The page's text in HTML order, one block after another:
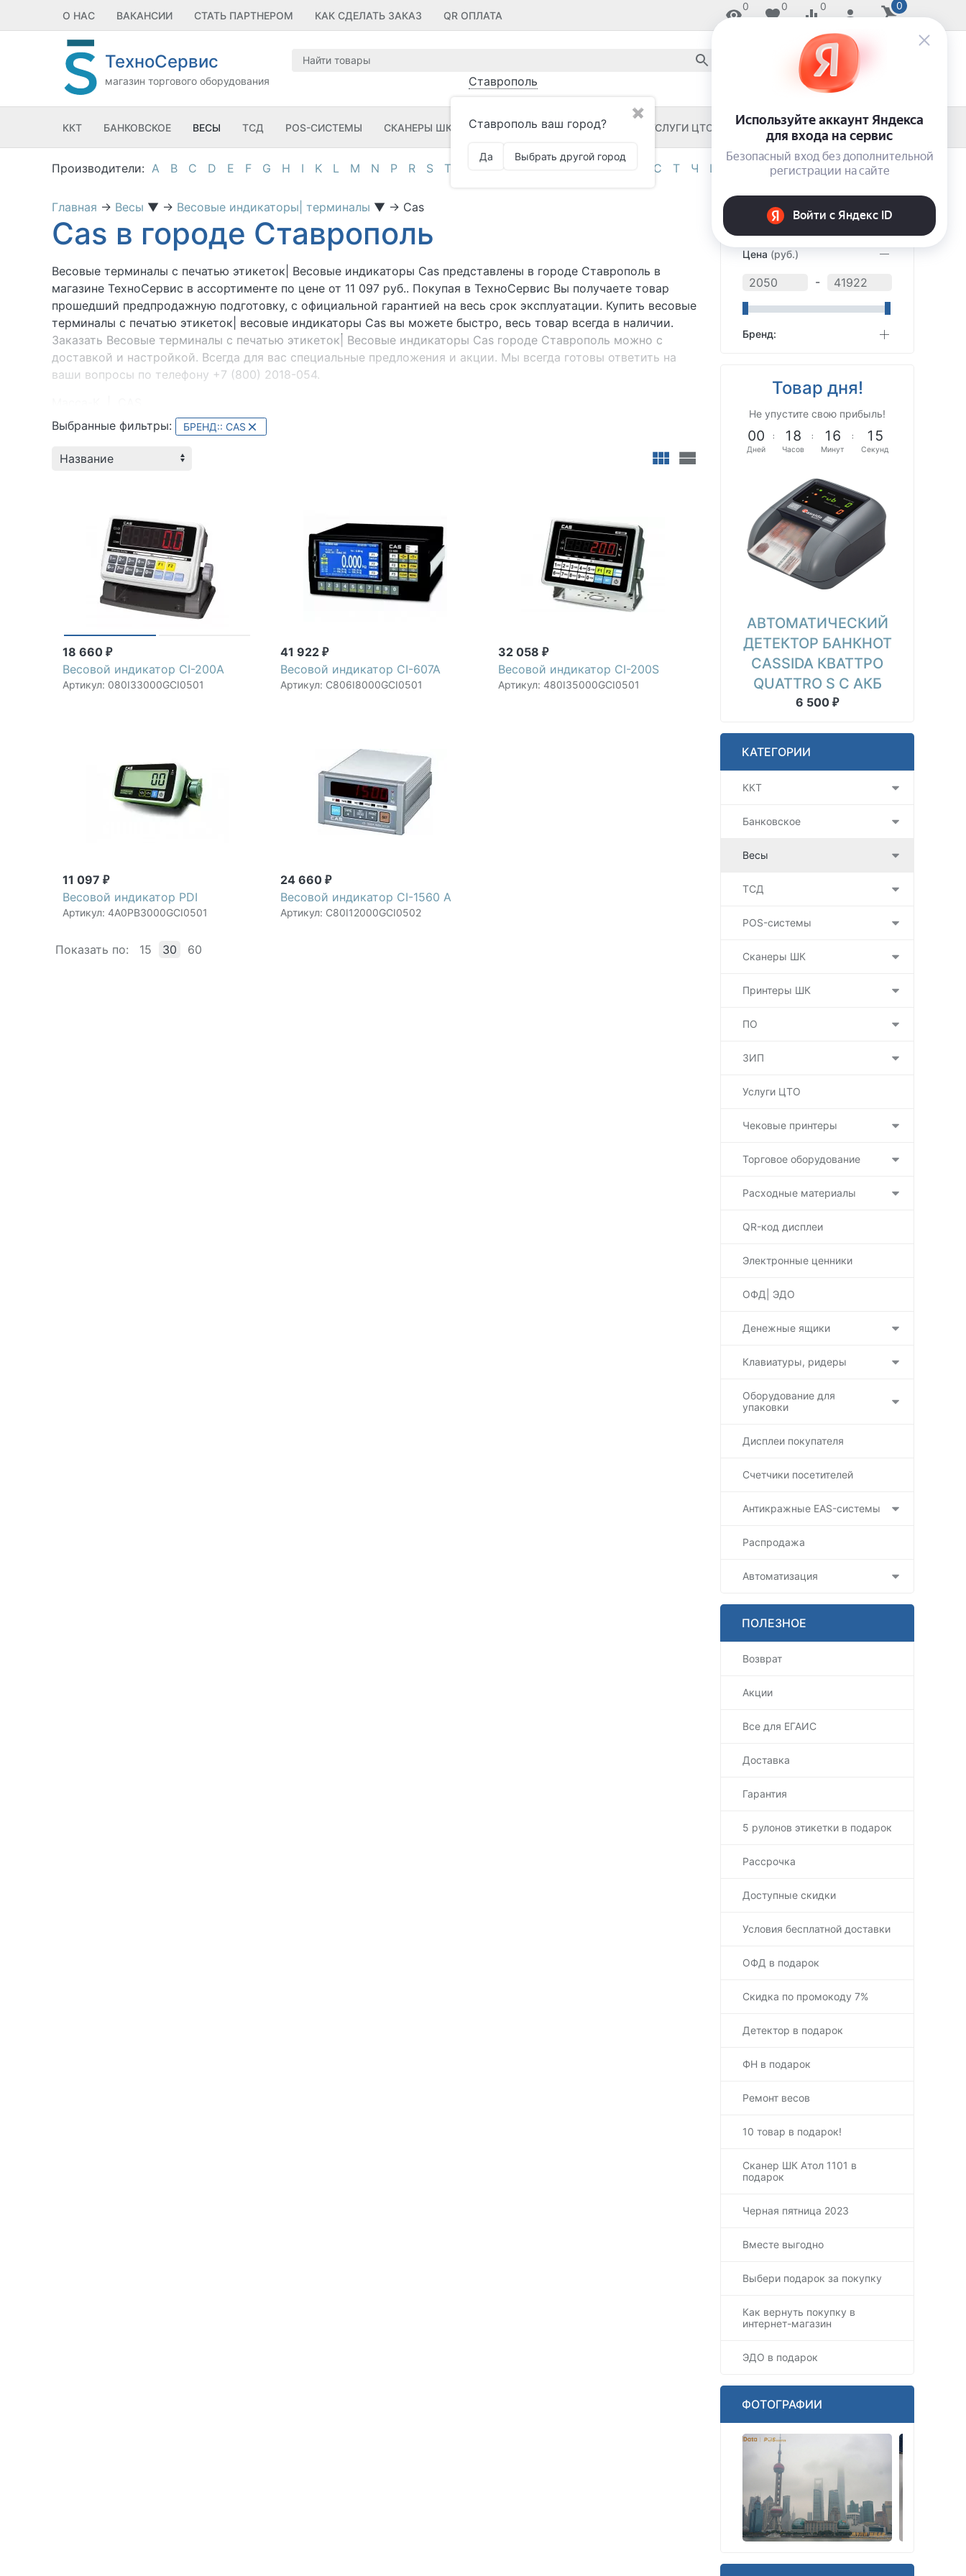
О НАС ВАКАНСИИ СТАТЬ ПАРТНЕРОМ КАК СДЕЛАТЬ ЗАКАЗ QR ОПЛАТА
0 0 0 0
ТехноСервис
магазин торгового оборудования Ставрополь
✖
Ставрополь ваш город?
Да Выбрать другой город
8 800 2018-054
звонок по России бесплатный
8 (8652) 55-11-33
ЗАКАЖИ И ЗАБЕРИ СЕГОДНЯ!
ККТ БАНКОВСКОЕ ВЕСЫ ТСД POS-СИСТЕМЫ СКАНЕРЫ ШК ПРИНТЕРЫ ШК ПО УСЛУГИ ЦТО ЧЕКОВЫЕ ПРИНТЕРЫ
A B C D E F G H I K L M N P R S T Z С Т Ч Ш 0-9
Главная → Весы ▼ → Весовые индикаторы| терминалы ▼ → Cas
Cas в городе Ставрополь
Весовые терминалы с печатью этикеток| Весовые индикаторы Cas представлены в городе Ставрополь в
магазине ТехноСервис в ассортименте по цене от 11 097 руб.. Покупая в ТехноСервис Вы получаете товар
прошедший предпродажную подготовку, с официальной гарантией на весь срок эксплуатации. Купить весовые
терминалы с печатью этикеток| весовые индикаторы Cas вы можете быстро, весь товар всегда в наличии.
Заказать Весовые терминалы с печатью этикеток| Весовые индикаторы Cas городе Ставрополь можно с
доставкой и настройкой. Всегда для вас специальные предложения и акции. Мы всегда готовы ответить на
ваши вопросы по телефону +7 (800) 2018-054.
Выбранные фильтры:
БРЕНД:: CAS
18 660 ₽
Весовой индикатор CI-200A
Артикул: 080I33000GCI0501
41 922₽
Весовой индикатор CI-607A
Артикул: C806I8000GCI0501
32 058₽
Весовой индикатор CI-200S
Артикул: 480I35000GCI0501
11 097 ₽
Весовой индикатор PDI
Артикул: 4A0PB3000GCI0501
24 660₽
Весовой индикатор CI-1560 А
Артикул: C80I12000GCI0502
Показать по: 15 30 60
ФИЛЬТР
Цена (руб.)
-
Бренд:
Товар дня!
Не упустите свою прибыль!
00
Дней
: 1 8
Часов
: 1 6
Минут
: 1 4
Секунд
АВТОМАТИЧЕСКИЙ
ДЕТЕКТОР БАНКНОТ
CASSIDA КВАТТРО
QUATTRO S С АКБ
6 500 ₽
КАТЕГОРИИ
ККТ
Банковское
Весы
ТСД
POS-системы
Сканеры ШК
Принтеры ШК
ПО
ЗИП
Услуги ЦТО
Чековые принтеры
Торговое оборудование
Расходные материалы
QR-код дисплеи
Электронные ценники
ОФД| ЭДО
Денежные ящики
Клавиатуры, ридеры
Оборудование для
упаковки
Дисплеи покупателя
Счетчики посетителей
Антикражные EAS-системы
Распродажа
Автоматизация
ПОЛЕЗНОЕ
Возврат
Акции
Все для ЕГАИС
Доставка
Гарантия
5 рулонов этикетки в подарок
Рассрочка
Доступные скидки
Условия бесплатной доставки
ОФД в подарок
Скидка по промокоду 7%
Детектор в подарок
ФН в подарок
Ремонт весов
10 товар в подарок!
Сканер ШК Атол 1101 в
подарок
Черная пятница 2023
Вместе выгодно
Выбери подарок за покупку
Как вернуть покупку в
интернет-магазин
ЭДО в подарок
ФОТОГРАФИИ